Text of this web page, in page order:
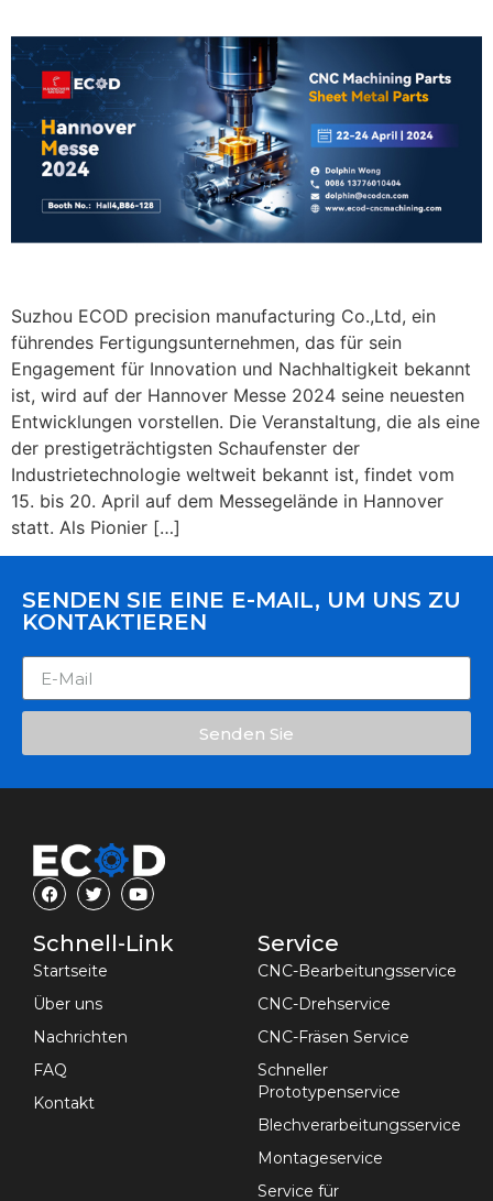
Suzhou ECOD precision manufacturing Co.,Ltd, ein
führendes Fertigungsunternehmen, das für sein
Engagement für Innovation und Nachhaltigkeit bekannt
ist, wird auf der Hannover Messe 2024 seine neuesten
Entwicklungen vorstellen. Die Veranstaltung, die als eine
der prestigeträchtigsten Schaufenster der
Industrietechnologie weltweit bekannt ist, findet vom
15. bis 20. April auf dem Messegelände in Hannover
statt. Als Pionier […]
SENDEN SIE EINE E-MAIL, UM UNS ZU
KONTAKTIEREN
Senden Sie
Schnell-Link
Startseite
Über uns
Nachrichten
FAQ
Kontakt
Service
CNC-Bearbeitungsservice
CNC-Drehservice
CNC-Fräsen Service
Schneller
Prototypenservice
Blechverarbeitungsservice
Montageservice
Service für